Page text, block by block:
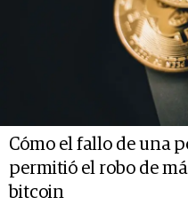
Cómo el fallo de una
permitió el robo de
bitcoin